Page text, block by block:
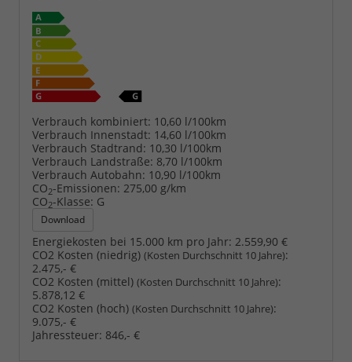
Verbrauch kombiniert: 10,60 l/100km
Verbrauch Innenstadt: 14,60 l/100km
Verbrauch Stadtrand: 10,30 l/100km
Verbrauch Landstraße: 8,70 l/100km
Verbrauch Autobahn: 10,90 l/100km
CO2-Emissionen: 275,00 g/km
CO2-Klasse: G
Download
Energiekosten bei 15.000 km pro Jahr: 2.559,90 €
CO2 Kosten (niedrig) (Kosten Durchschnitt 10 Jahre):
2.475,- €
CO2 Kosten (mittel) (Kosten Durchschnitt 10 Jahre):
5.878,12 €
CO2 Kosten (hoch) (Kosten Durchschnitt 10 Jahre):
9.075,- €
Jahressteuer: 846,- €